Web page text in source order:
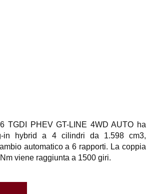
TGDI PHEV GT-LINE 4WD AUTO ha
in hybrid a 4 cilindri da 1.598 cm3,
automatico a 6 rapporti. La coppia
viene raggiunta a 1500 giri.